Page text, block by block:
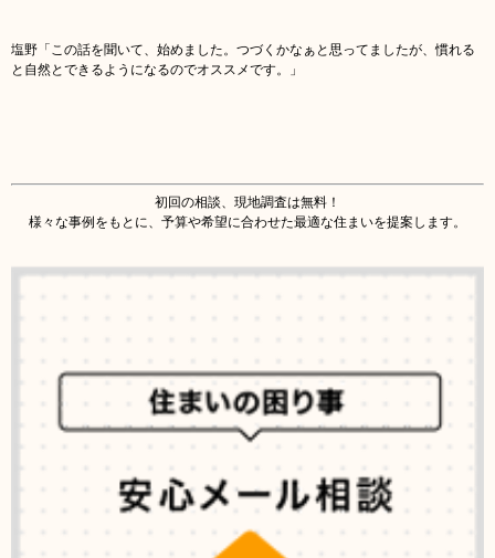
塩野「この話を聞いて、始めました。つづくかなぁと思ってましたが、慣れる
と自然とできるようになるのでオススメです。」
初回の相談、現地調査は無料！
様々な事例をもとに、予算や希望に合わせた最適な住まいを提案します。